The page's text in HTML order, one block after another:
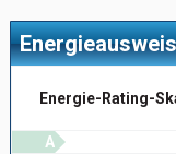
Energieausweis
Energie-Rating-
A